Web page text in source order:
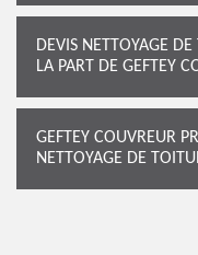
DEVIS NETTOYAGE
LA PART DE GEFTEY
GEFTEY COUVREUR
NETTOYAGE DE